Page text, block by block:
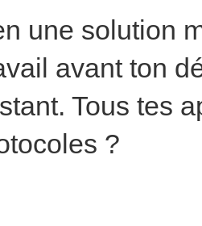
une solution
avant ton
Tous tes
?